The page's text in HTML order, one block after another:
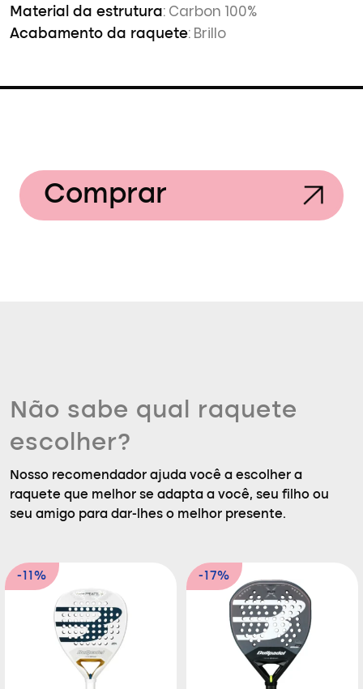
Material da estrutura: Carbon 100%
Acabamento da raquete: Brillo
Comprar
Não sabe qual raquete
escolher?
Nosso recomendador ajuda você a escolher a
raquete que melhor se adapta a você, seu filho ou
seu amigo para dar-lhes o melhor presente.
-11% -17%